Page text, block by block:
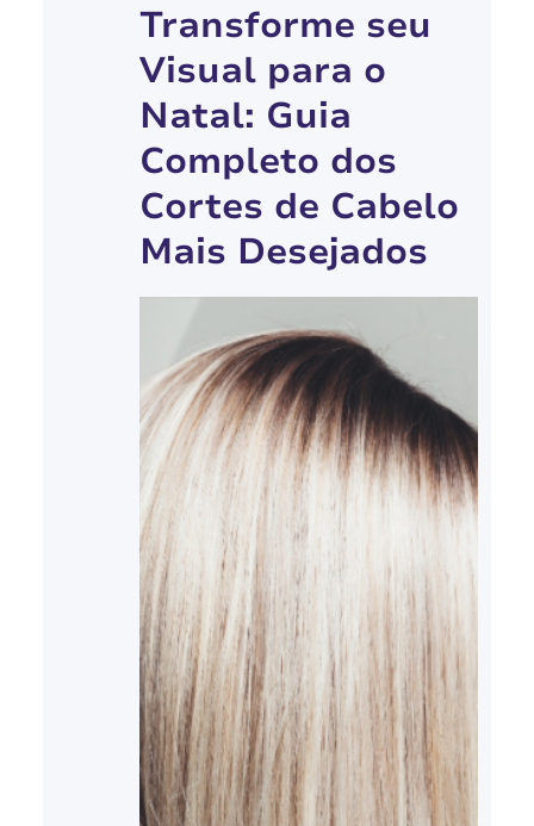
Transforme seu
Visual para o
Natal: Guia
Completo dos
Cortes de Cabelo
Mais Desejados